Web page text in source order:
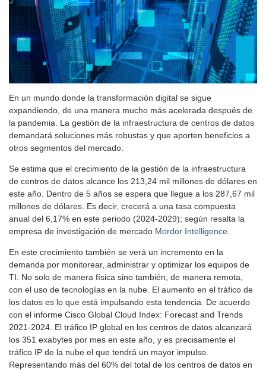
En un mundo donde la transformación digital se sigue
expandiendo, de una manera mucho más acelerada después de
la pandemia. La gestión de la infraestructura de centros de datos
demandará soluciones más robustas y que aporten beneficios a
otros segmentos del mercado.
Se estima que el crecimiento de la gestión de la infraestructura
de centros de datos alcance los 213,24 mil millones de dólares en
este año. Dentro de 5 años se espera que llegue a los 287,67 mil
millones de dólares. Es decir, crecerá a una tasa compuesta
anual del 6,17% en este periodo (2024-2029); según resalta la
empresa de investigación de mercado Mordor Intelligence
En este crecimiento también se verá un incremento en la
demanda por monitorear, administrar y optimizar los equipos de
TI. No solo de manera física sino también, de manera remota,
con el uso de tecnologías en la nube. El aumento en el tráfico de
los datos es lo que está impulsando esta tendencia. De acuerdo
con el informe Cisco Global Cloud Index: Forecast and Trends
2021-2024. El tráfico IP global en los centros de datos alcanzará
los 351 exabytes por mes en este año, y es precisamente el
tráfico IP de la nube el que tendrá un mayor impulso.
Representando más del 60% del total de los centros de datos en